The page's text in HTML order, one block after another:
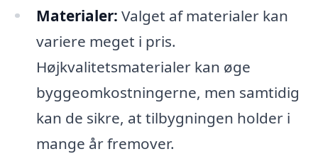
Materialer: Valget af materialer kan
variere meget i pris.
Højkvalitetsmaterialer kan øge
byggeomkostningerne, men samtidig
kan de sikre, at tilbygningen holder i
mange år fremover.